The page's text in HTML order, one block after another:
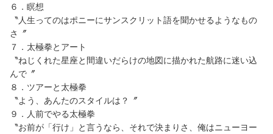
６．瞑想
〝人生ってのはポニーにサンスクリット語を聞かせるようなもの
さ〞
７．太極拳とアート
〝ねじくれた星座と間違いだらけの地図に描かれた航路に迷い込
んで〞
８．ツアーと太極拳
〝よう、あんたのスタイルは？〞
９．人前でやる太極拳
〝お前が「行け」と言うなら、それで決まりさ、俺はニューヨー